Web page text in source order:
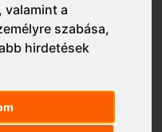
valamint a
szabása,
hirdetések